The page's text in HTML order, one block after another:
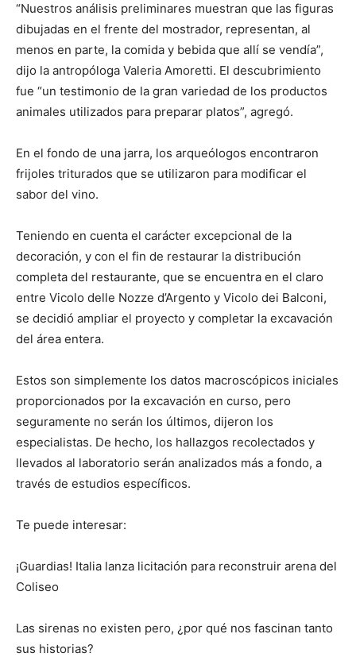
“Nuestros análisis preliminares muestran que las figuras
dibujadas en el frente del mostrador, representan, al
menos en parte, la comida y bebida que allí se vendía”,
dijo la antropóloga Valeria Amoretti. El descubrimiento
fue “un testimonio de la gran variedad de los productos
animales utilizados para preparar platos”, agregó.
En el fondo de una jarra, los arqueólogos encontraron
frijoles triturados que se utilizaron para modificar el
sabor del vino.
Teniendo en cuenta el carácter excepcional de la
decoración, y con el fin de restaurar la distribución
completa del restaurante, que se encuentra en el claro
entre Vicolo delle Nozze d’Argento y Vicolo dei Balconi,
se decidió ampliar el proyecto y completar la excavación
del área entera.
Estos son simplemente los datos macroscópicos iniciales
proporcionados por la excavación en curso, pero
seguramente no serán los últimos, dijeron los
especialistas. De hecho, los hallazgos recolectados y
llevados al laboratorio serán analizados más a fondo, a
través de estudios específicos.
Te puede interesar:
¡Guardias! Italia lanza licitación para reconstruir arena del
Coliseo
Las sirenas no existen pero, ¿por qué nos fascinan tanto
sus historias?